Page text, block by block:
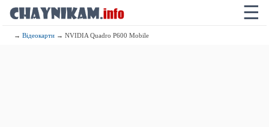
☰
→Відеокарти → NVIDIA Quadro P600 Mobile